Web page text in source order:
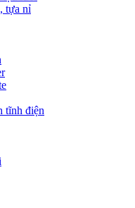
tựa nỉ
tĩnh điện